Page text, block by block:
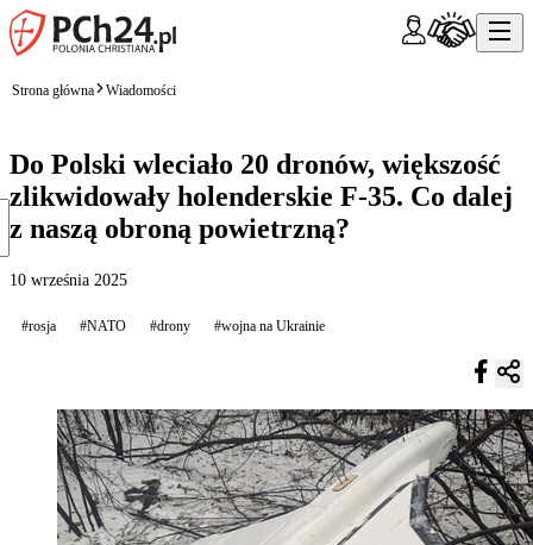
Strona główna Wiadomości
Do Polski wleciało 20 dronów, większość
zlikwidowały holenderskie F-35. Co dalej
z naszą obroną powietrzną?
10 września 2025
#rosja #NATO #drony #wojna na Ukrainie